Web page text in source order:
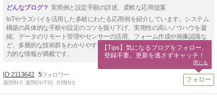
実用例と設定手順の詳述、柔軟な応用提案
IoTやラズパイを活用した多岐にわたる応用例を紹介しています。システム
構築の具体的な手順や設定のコツを掘り下げ、実用性の高いノウハウを凝
縮。データのリモート管理やセンサーの活用、フォーム作成や画像認識な
ど、多層的な技術群をわかりやすく提示し、実務にすぐ取り入れられる魅
力的な情報が満載です。
2113642 5
週間IN:0 週間OUT:92 月間IN:0
【Tips】気になるブログをフォロー。
登録不要。更新を逃さずキャッチ！
閉じる